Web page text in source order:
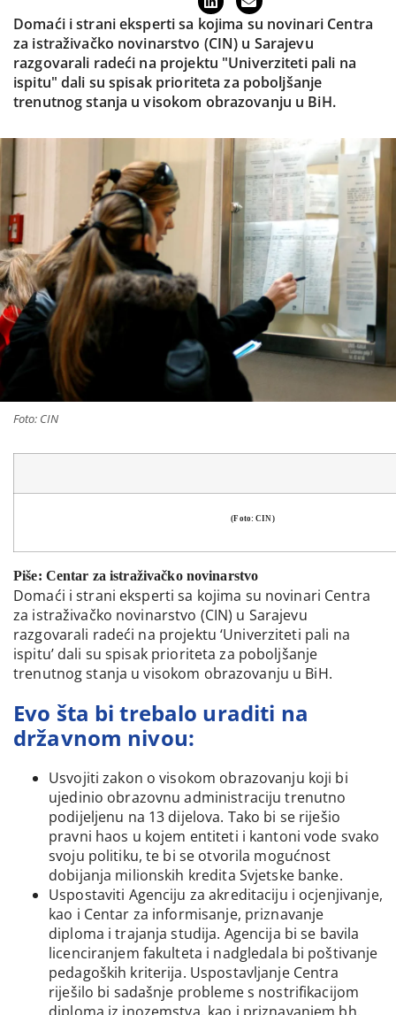
Domaći i strani eksperti sa kojima su novinari Centra
za istraživačko novinarstvo (CIN) u Sarajevu
razgovarali radeći na projektu "Univerziteti pali na
ispitu" dali su spisak prioriteta za poboljšanje
trenutnog stanja u visokom obrazovanju u BiH.
Foto: CIN
(Foto: CIN)
Piše: Centar za istraživačko novinarstvo
Domaći i strani eksperti sa kojima su novinari Centra
za istraživačko novinarstvo (CIN) u Sarajevu
razgovarali radeći na projektu ‘Univerziteti pali na
ispitu’ dali su spisak prioriteta za poboljšanje
trenutnog stanja u visokom obrazovanju u BiH.
Evo šta bi trebalo uraditi na
državnom nivou:
Usvojiti zakon o visokom obrazovanju koji bi
ujedinio obrazovnu administraciju trenutno
podijeljenu na 13 dijelova. Tako bi se riješio
pravni haos u kojem entiteti i kantoni vode svako
svoju politiku, te bi se otvorila mogućnost
dobijanja milionskih kredita Svjetske banke.
Uspostaviti Agenciju za akreditaciju i ocjenjivanje,
kao i Centar za informisanje, priznavanje
diploma i trajanja studija. Agencija bi se bavila
licenciranjem fakulteta i nadgledala bi poštivanje
pedagoških kriterija. Uspostavljanje Centra
riješilo bi sadašnje probleme s nostrifikacijom